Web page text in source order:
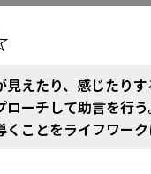
えたり、感じたり
ーチして助言を行う
ことをライフワーク